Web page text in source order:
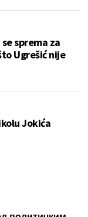
sprema za
Ugrešić nije
Jokića